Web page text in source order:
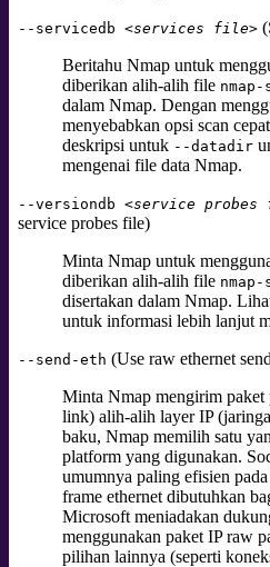
--servicedb <services file>
Beritahu Nmap untuk
diberikan alih-alih file
dalam Nmap. Dengan
menyebabkan opsi scan
deskripsi untuk --datadir
mengenai file data Nmap.
--versiondb <service
service probes file)
Minta Nmap untuk
diberikan alih-alih file
disertakan dalam Nmap.
untuk informasi lebih lanjut
--send-eth (Use raw ethernet
Minta Nmap mengirim paket
link) alih-alih layer IP
baku, Nmap memilih satu
platform yang digunakan.
umumnya paling efisien
frame ethernet dibutuhkan
Microsoft meniadakan
menggunakan paket IP raw
pilihan lainnya (seperti